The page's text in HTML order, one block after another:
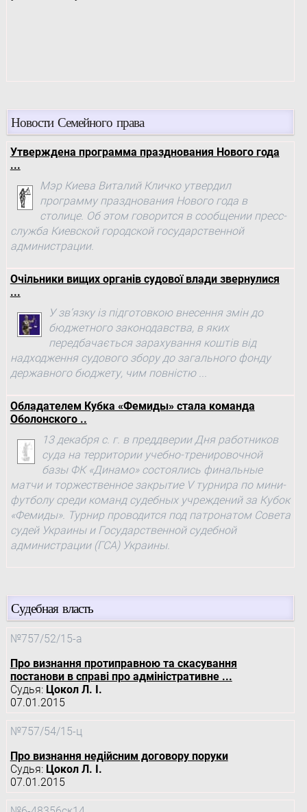
Новости Семейного права
Утверждена программа празднования Нового года
...
Мэр Киева Виталий Кличко утвердил
программу празднования Нового года в
столице. Об этом говорится в сообщении пресс-
служба Киевской городской государственной
администрации.
Очільники вищих органів судової влади звернулися
...
У зв’язку із підготовкою внесення змін до
бюджетного законодавства, в яких
передбачається зарахування коштів від
надходження судового збору до загального фонду
державного бюджету, чим повністю ...
Обладателем Кубка «Фемиды» стала команда
Оболонского ..
13 декабря с. г. в преддверии Дня работников
суда на территории учебно-тренировочной
базы ФК «Динамо» состоялись финальные
матчи и торжественное закрытие V турнира по мини-
футболу среди команд судебных учреждений за Кубок
«Фемиды». Турнир проводится под патронатом Совета
судей Украины и Государственной судебной
администрации (ГСА) Украины.
Судебная власть
№757/52/15-а
Про визнання протиправною та скасування
постанови в справі про адміністративне ...
Судья: Цокол Л. І.
07.01.2015
№757/54/15-ц
Про визнання недійсним договору поруки
Судья: Цокол Л. І.
07.01.2015